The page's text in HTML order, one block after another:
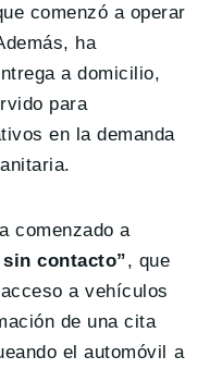
comenzó a operar
ha
a domicilio,
para
en la demanda
comenzado a
contacto”, que
a vehículos
de una cita
el automóvil a